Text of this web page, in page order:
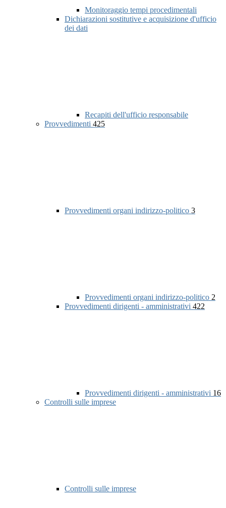
Monitoraggio tempi procedimentali
Dichiarazioni sostitutive e acquisizione d'ufficio
dei dati
Recapiti dell'ufficio responsabile
Provvedimenti 425
Provvedimenti organi indirizzo-politico 3
Provvedimenti organi indirizzo-politico 2
Provvedimenti dirigenti - amministrativi 422
Provvedimenti dirigenti - amministrativi 16
Controlli sulle imprese
Controlli sulle imprese